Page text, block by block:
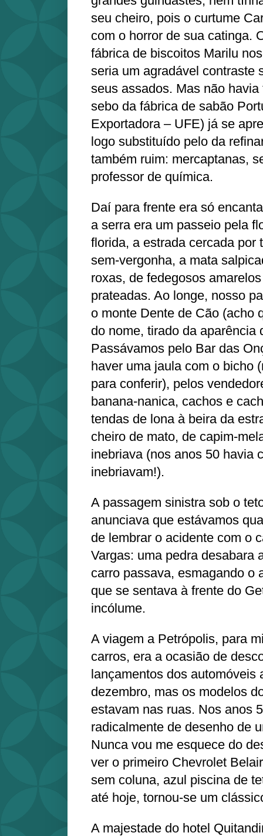
seu cheiro, pois o curtume
com o horror de sua catinga.
fábrica de biscoitos Marilu
seria um agradável contraste
seus assados. Mas não
sebo da fábrica de sabão
Exportadora – UFE) já se
logo substituído pelo da
também ruim: mercaptanas,
professor de química.
Daí para frente era só
a serra era um passeio pela
florida, a estrada cercada por
sem-vergonha, a mata
roxas, de fedegosos
prateadas. Ao longe, nosso
o monte Dente de Cão (acho
do nome, tirado da aparência
Passávamos pelo Bar das
haver uma jaula com o bicho
para conferir), pelos
banana-nanica, cachos e
tendas de lona à beira da
cheiro de mato, de capim-
inebriava (nos anos 50 havia
inebriavam!).
A passagem sinistra sob o
anunciava que estávamos
de lembrar o acidente com o
Vargas: uma pedra desabara
carro passava, esmagando o
que se sentava à frente do
incólume.
A viagem a Petrópolis, para
carros, era a ocasião de
lançamentos dos automóveis
dezembro, mas os modelos
estavam nas ruas. Nos anos
radicalmente de desenho de
Nunca vou me esquece do
ver o primeiro Chevrolet
sem coluna, azul piscina de
até hoje, tornou-se um
A majestade do hotel